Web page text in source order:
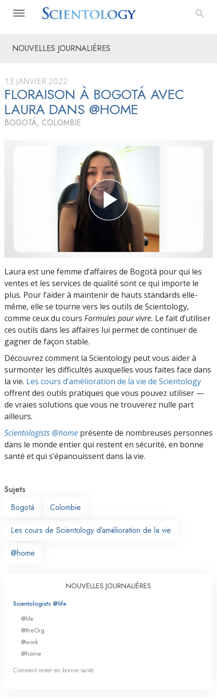
NOUVELLES JOURNALIÈRES
13 JANVIER 2022
FLORAISON À BOGOTÁ AVEC
LAURA DANS @HOME
BOGOTÁ, COLOMBIE
Laura est une femme d’affaires de Bogotá pour qui les
ventes et les services de qualité sont ce qui importe le
plus. Pour l’aider à maintenir de hauts standards elle-
même, elle se tourne vers les outils de Scientology,
comme ceux du cours Formules pour vivre. Le fait d’utiliser
ces outils dans les affaires lui permet de continuer de
gagner de façon stable.
Découvrez comment la Scientology peut vous aider à
surmonter les difficultés auxquelles vous faites face dans
la vie. Les cours d’amélioration de la vie de Scientology
offrent des outils pratiques que vous pouvez utiliser —
de vraies solutions que vous ne trouverez nulle part
ailleurs.
Scientologists @home présente de nombreuses personnes
dans le monde entier qui restent en sécurité, en bonne
santé et qui s’épanouissent dans la vie.
Sujets
Bogotá
Colombie
Les cours de Scientology d’amélioration de la vie
@home
NOUVELLES JOURNALIÈRES
Scientologists @life
@life
@theOrg
@work
@home
Comment rester en bonne santé